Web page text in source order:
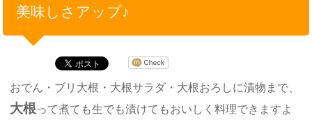
美味しさアップ♪
おでん・ブリ大根・大根サラダ・大根おろしに漬物まで、
大根って煮ても生でも漬けてもおいしく料理できますよ